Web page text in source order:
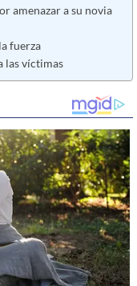
amenazar a su novia
fuerza
las víctimas